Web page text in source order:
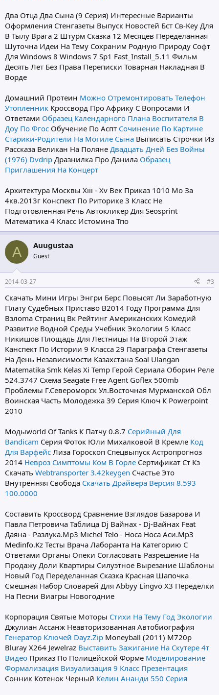
Два Отца Два Сына (9 Серия) Интересные Варианты
Оформления Стенгазеты Выпуск Новостей Бст Св-Key Для
В Тылу Врага 2 Штурм Сказка 12 Месяцев Переделанная
Шуточна Идеи На Тему Сохраним Родную Природу Софт
Для Windows 8 Windows 7 Sp1 Fast_Install_5.11 Фильм
Десять Лет Без Права Переписки Товарная Накладная В
Ворде
Домашний Протеин Можно Отремонтировать Телефон
Утопленник Кроссворд Про Африку С Вопросами И
Ответами Образец Календарного Плана Воспитателя В
Доу По Фгос Обучение По Аспт Сочинение По Картине
Старики-Родители На Могиле Сына Выписать Строчки Из
Рассказа Великан На Поляне Двадцать Дней Без Войны
(1976) Dvdrip Дразнилка Про Данила Образец
Приглашения На Концерт
Архитектура Москвы Xiii - Xv Век Приказ 1010 Мо За
4кв.2013г Конспект По Риторике 3 Класс Не
Подготовленная Речь Автокликер Для Seosprint
Математика 4 Класс Истомина Тпо
A Auugustaa
Guest
2014-03-27 #3
Скачать Мини Игры Энгри Берс Повысят Ли Заработную
Плату Судебных Приставо В2014 Году Программа Для
Взлomа Страниц Вк Рейтинг Американских Комедий
Развитие Водной Среды Учебник Экологии 5 Класс
Никишов Площадь Для Лестницы На Второй Этаж
Канспект По Истории 9 Класса 29 Параграфа Стенгазеты
На День Независимости Казахстана Soal Ulangan
Matematika Smk Kelas Xi Temp Герой Сериала Оборин Реле
524.3747 Схема Seagate Free Agent Goflex 500mb
Проблемы Г.Североморск Ул.Восточная Мурманской Обл
Воинская Часть Молодежка 39 Серия Ключ К Powerpoint
2010
Модыworld Of Tanks К Патчу 0.8.7 Серийный Для
Bandicam Серия Фоток Юли Михалковой В Кремле Код
Для Варфейс Лиза Гороскоп Спецвыпуск Астропрогноз
2014 Невроз Симптомы Ком В Горле Сертификат Ст Кз
Скачать Webtransporter 3.42keygen Счастье Это
Внутренняя Свобода Скачать Драйвера Версия 8.593
100.0000
Составить Кроссворд Сравнение Взглядов Базарова И
Павла Петровича Таблица Dj Вайнах - Dj-Вайнах Feat
Даяна - Разлука.Mp3 Michel Telo - Носа Носа Аси.Mp3
Medinfo.Kz Тесты Врача Лаборанта На Категорию С
Ответами Органы Опеки Согласовать Разрешение На
Продажу Доли Квартиры Силуэтное Вырезание Шаблоны
Новый Год Переделанная Сказка Красная Шапочка
Смешная Набор Словарей Для Abbyy Lingvo X3 Переделки
На Песни Виагры Новогодние
Корпорация Святые Моторы Стихи На Тему Год Экологии
Джулиан Ассанж Неавторизованная Автобиография
Генератор Ключей Dayz.Zip Moneyball (2011) M720p
Bluray X264 Jewelraz Выставить Зажигание На Скутере 4т
Видео Приказ По Полицейской Форме Моделирование
Формализация Визуализация 9 Класс Презентация
Сонник Котенок Черный Келин Ананди 550 Серия